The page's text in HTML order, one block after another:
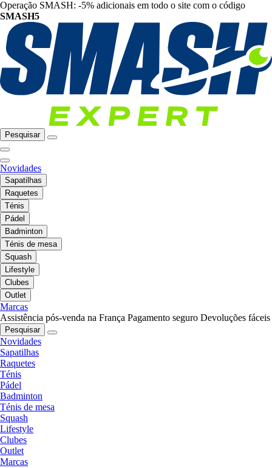
Operação SMASH: -5% adicionais em todo o site com o código
SMASH5
Pesquisar
Novidades
Sapatilhas
Raquetes
Ténis
Pádel
Badminton
Ténis de mesa
Squash
Lifestyle
Clubes
Outlet
Marcas
Assistência pós-venda na França Pagamento seguro Devoluções fáceis
Pesquisar
Novidades
Sapatilhas
Raquetes
Ténis
Pádel
Badminton
Ténis de mesa
Squash
Lifestyle
Clubes
Outlet
Marcas